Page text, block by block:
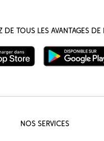
de tous les avantages de
Nos Services